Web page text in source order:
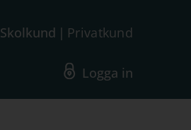
Skolkund Privatkund
Logga in